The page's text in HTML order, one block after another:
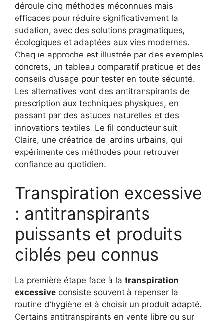
déroule cinq méthodes méconnues mais
efficaces pour réduire significativement la
sudation, avec des solutions pragmatiques,
écologiques et adaptées aux vies modernes.
Chaque approche est illustrée par des exemples
concrets, un tableau comparatif pratique et des
conseils d’usage pour tester en toute sécurité.
Les alternatives vont des antitranspirants de
prescription aux techniques physiques, en
passant par des astuces naturelles et des
innovations textiles. Le fil conducteur suit
Claire, une créatrice de jardins urbains, qui
expérimente ces méthodes pour retrouver
confiance au quotidien.
Transpiration excessive
: antitranspirants
puissants et produits
ciblés peu connus
La première étape face à la transpiration
excessive consiste souvent à repenser la
routine d’hygiène et à choisir un produit adapté.
Certains antitranspirants en vente libre ou sur